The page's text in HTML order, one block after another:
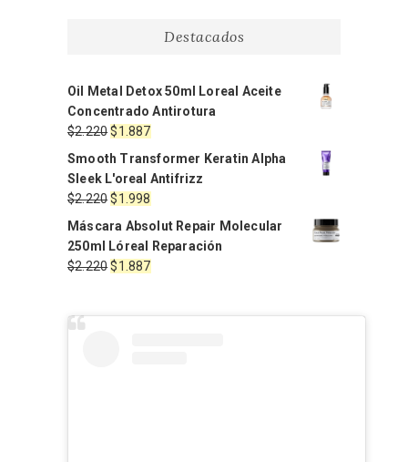
Destacados
Oil Metal Detox 50ml Loreal Aceite
Concentrado Antirotura
$2.220El
precio
original
era:
$2.220.
$1.887El
precio
actual
es:
$1.887.
Smooth Transformer Keratin Alpha
Sleek L'oreal Antifrizz
$2.220El
precio
original
era:
$2.220.
$1.998
precio
actual
es:
$1.998.
Máscara Absolut Repair Molecular
250ml Lóreal Reparación
$2.220El
$1.887El